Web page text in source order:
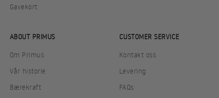
Gavekort
ABOUT PRIMUS
Om Primus
Vår historie
Bærekraft
CUSTOMER SERVICE
Kontakt oss
Levering
FAQs